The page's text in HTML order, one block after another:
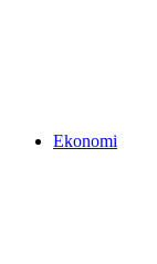
Ekonomi